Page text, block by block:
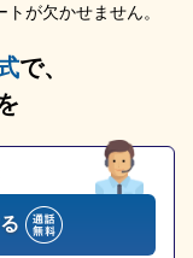
が欠かせません。
で、